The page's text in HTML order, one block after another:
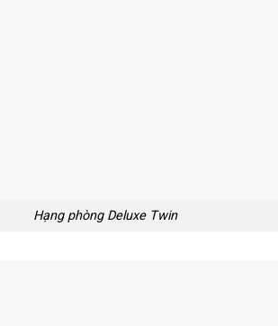
Hạng phòng Deluxe Twin